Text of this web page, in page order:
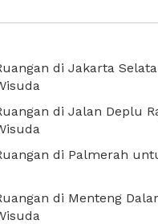
di Jakarta
di Jalan Deplu
di Palmerah
di Menteng